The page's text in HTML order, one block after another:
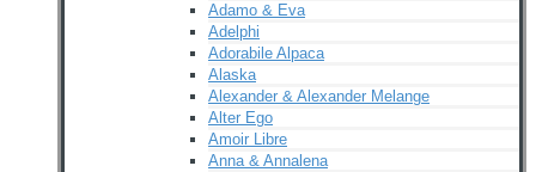
Adamo & Eva
Adelphi
Adorabile Alpaca
Alaska
Alexander & Alexander Melange
Alter Ego
Amoir Libre
Anna & Annalena